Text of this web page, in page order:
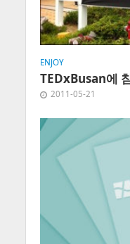
ENJOY
TEDxBusan에
2011-05-21